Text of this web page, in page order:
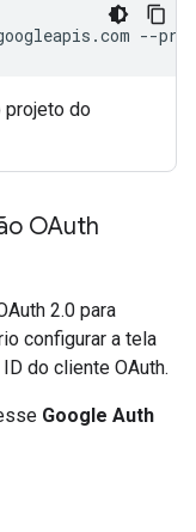
--
projeto do
OAuth
2.0 para
configurar a tela
do cliente OAuth.
Google Auth